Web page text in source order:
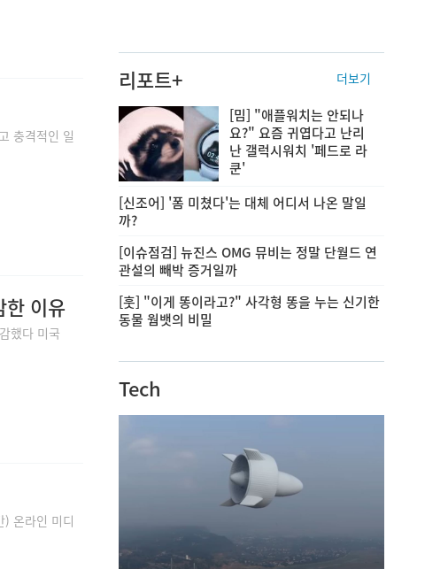
충격적인 일
이유
했다 미국
온라인 미디
리포트+ 더보기
[밈] "애플워치는 안되나
요?" 요즘 귀엽다고 난리
난 갤럭시워치 '페드로 라
쿤'
[신조어] '폼 미쳤다'는 대체 어디서 나온 말일
까?
[이슈점검] 뉴진스 OMG 뮤비는 정말 단월드 연
관설의 빼박 증거일까
[훗] "이게 똥이라고?" 사각형 똥을 누는 신기한
동물 웜뱃의 비밀
Tech